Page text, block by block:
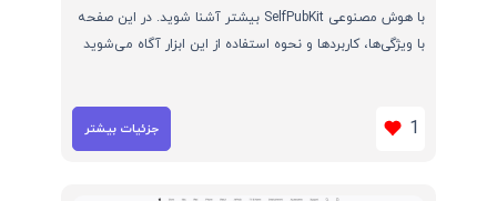
با هوش مصنوعی SelfPubKit بیشتر آشنا شوید. در این صفحه
با ویژگی‌ها، کاربردها و نحوه استفاده از این ابزار آگاه می‌شوید
1 جزئیات بیشتر